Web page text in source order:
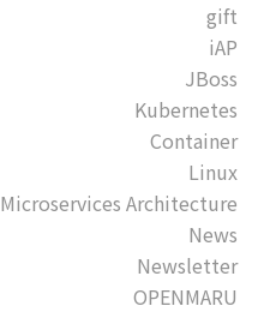
gift
iAP
JBoss
Kubernetes
Container
Linux
Microservices Architecture
News
Newsletter
OPENMARU